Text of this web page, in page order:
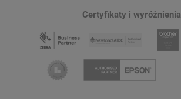
Certyfikaty i wyróżnienia